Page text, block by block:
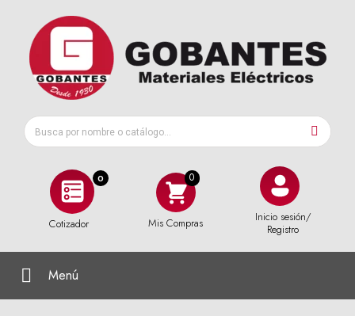
0
Cotizador Mis Compras
Inicio sesión/
Registro
Menú